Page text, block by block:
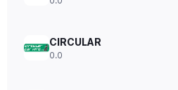
CIRCULAR
0.0